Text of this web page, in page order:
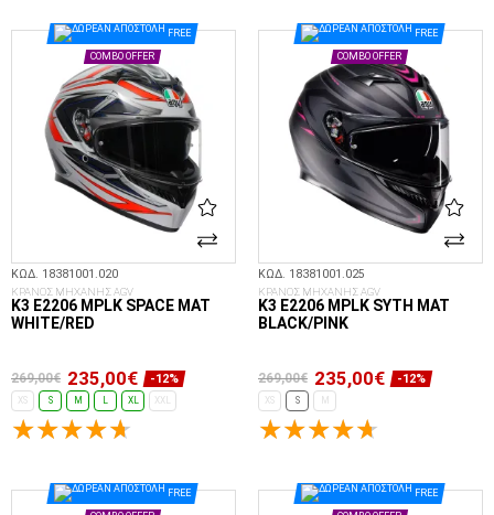
FREE
COMBO OFFER
ΚΩΔ. 18381001.020
ΚΡΑΝΟΣ ΜΗΧΑΝΗΣ AGV
K3 E2206 MPLK SPACE MAT
WHITE/RED
269,00€ 235,00€ -12%
XS S M L XL XXL
FREE
COMBO OFFER
ΚΩΔ. 18381001.025
ΚΡΑΝΟΣ ΜΗΧΑΝΗΣ AGV
K3 E2206 MPLK SYTH MAT
BLACK/PINK
269,00€ 235,00€ -12%
XS S
FREE FREE